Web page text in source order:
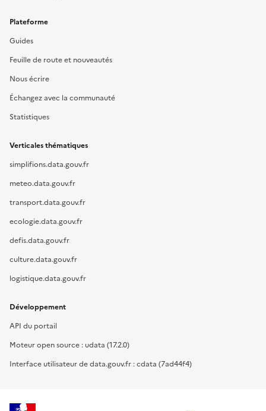
Plateforme
Guides
Feuille de route et nouveautés
Nous écrire
Échangez avec la communauté
Statistiques
Verticales thématiques
simplifions.data.gouv.fr
meteo.data.gouv.fr
transport.data.gouv.fr
ecologie.data.gouv.fr
defis.data.gouv.fr
culture.data.gouv.fr
logistique.data.gouv.fr
Développement
API du portail
Moteur open source : udata (17.2.0)
Interface utilisateur de data.gouv.fr : cdata (7ad44f4)